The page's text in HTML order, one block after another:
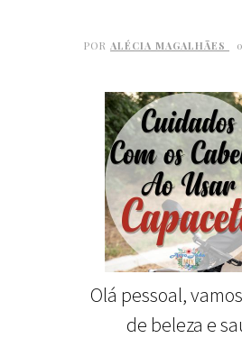
POR ALÉCIA MAGALHÃES
Olá pessoal,
de beleza e